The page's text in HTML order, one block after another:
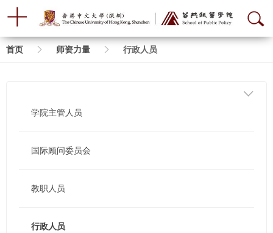
面
首页 师资力量 行政人员
学院主管人员
国际顾问委员会
教职人员
行政人员